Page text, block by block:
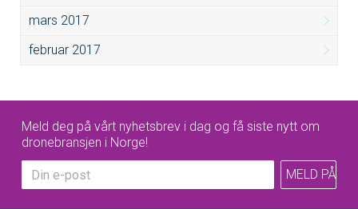
mars 2017
februar 2017
Meld deg på vårt nyhetsbrev i dag og få siste nytt om
dronebransjen i Norge!